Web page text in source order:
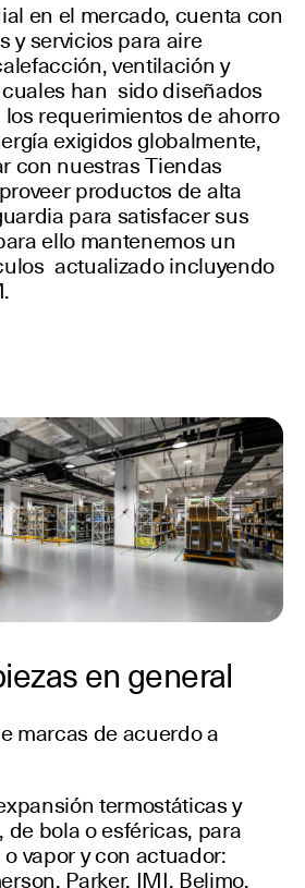
en el mercado, cuenta con
y servicios para aire
ventilación y
han sido diseñados
requerimientos de ahorro
exigidos globalmente,
con nuestras Tiendas
productos de alta
para satisfacer sus
ello mantenemos un
actualizado incluyendo
en general
marcas de acuerdo a
termostáticas y
de bola o esféricas, para
vapor y con actuador:
Parker, IMI, Belimo,